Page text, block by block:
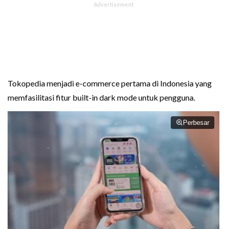
Tokopedia menjadi e-commerce pertama di Indonesia yang
memfasilitasi fitur built-in dark mode untuk pengguna.
Perbesar